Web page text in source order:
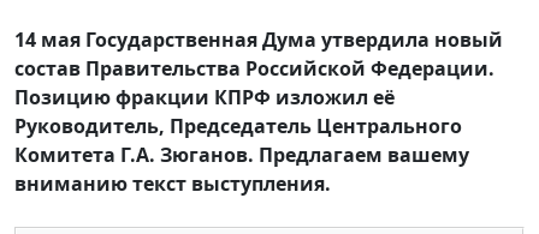
14 мая Государственная Дума утвердила новый
состав Правительства Российской Федерации.
Позицию фракции КПРФ изложил её
Руководитель, Председатель Центрального
Комитета Г.А. Зюганов. Предлагаем вашему
вниманию текст выступления.